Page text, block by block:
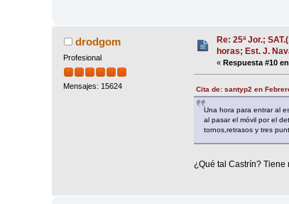
drodgom
Profesional
Mensajes: 15624
Re: 25ª Jor.;
horas; Est. J.
«Respuesta #10
Cita de: santyp2 en
Una hora para entrar al
al pasar el móvil por el
tornos,retrasos y tres
¿Qué tal Castrín?